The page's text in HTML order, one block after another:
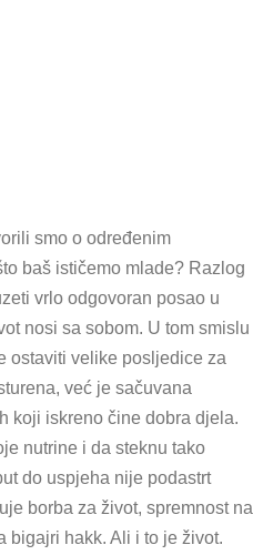
smo o određenim
baš ističemo mlade? Razlog
vrlo odgovoran posao u
nosi sa sobom. U tom smislu
ostaviti velike posljedice za
već je sačuvana
koji iskreno čine dobra djela.
nutrine i da steknu tako
do uspjeha nije podastrt
borba za život, spremnost na
bigajri hakk. Ali i to je život.